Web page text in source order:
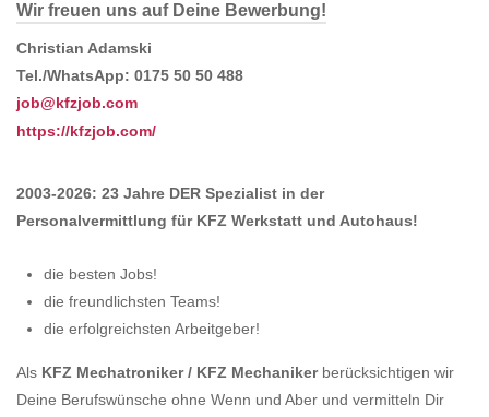
Wir freuen uns auf Deine Bewerbung!
Christian Adamski
Tel./WhatsApp: 0175 50 50 488
job@kfzjob.com
https://kfzjob.com/
2003-2026: 23 Jahre DER Spezialist in der
Personalvermittlung für KFZ Werkstatt und Autohaus!
die besten Jobs!
die freundlichsten Teams!
die erfolgreichsten Arbeitgeber!
Als KFZ Mechatroniker / KFZ Mechanikerberücksichtigen wir
Deine Berufswünsche ohne Wenn und Aber und vermitteln Dir